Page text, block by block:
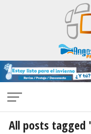
All posts tagged